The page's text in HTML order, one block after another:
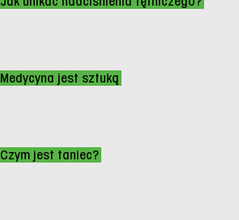
Medycyna jest sztuką
Czym jest taniec?